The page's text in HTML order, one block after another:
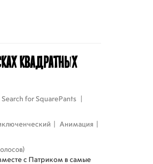
квадратных
for SquarePants
Анимация
с Патриком в самые